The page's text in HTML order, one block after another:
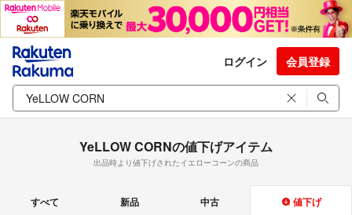
ログイン 会員登録
YeLLOW CORNの値下げアイテム
出品時より値下げされたイエローコーンの商品
すべて 新品 中古 値下げ